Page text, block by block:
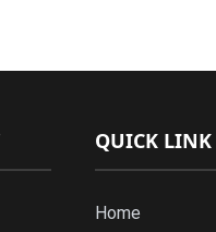
QUICK LINK
Home